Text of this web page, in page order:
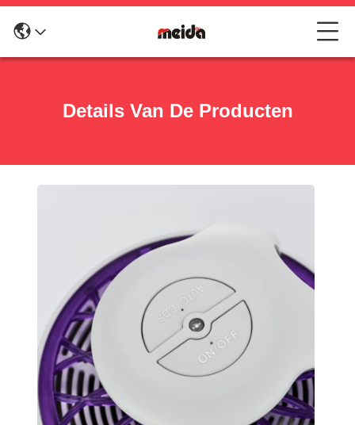
Details Van De Producten